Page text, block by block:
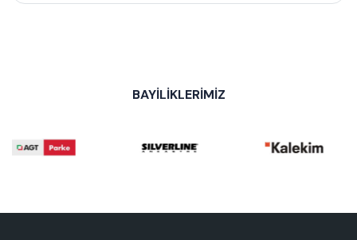
BAYİLİKLERİMİZ